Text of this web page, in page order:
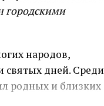
городскими
народов,
святых дней. Среди
родных и близких